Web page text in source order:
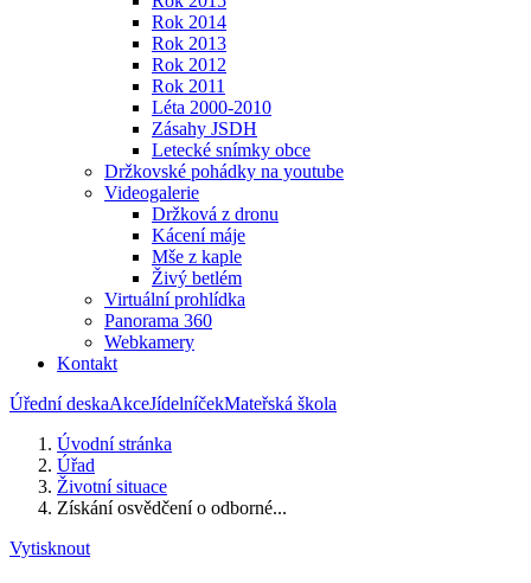
Rok 2014
Rok 2013
Rok 2012
Rok 2011
Léta 2000-2010
Zásahy JSDH
Letecké snímky obce
Držkovské pohádky na youtube
Videogalerie
Držková z dronu
Kácení máje
Mše z kaple
Živý betlém
Virtuální prohlídka
Panorama 360
Webkamery
Kontakt
Úřední deskaAkceJídelníčekMateřská škola
Úvodní stránka
Úřad
Životní situace
Získání osvědčení o odborné...
Vytisknout